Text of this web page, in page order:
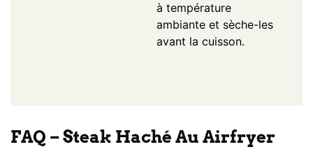
à température
ambiante et sèche-les
avant la cuisson.
FAQ – Steak Haché Au Airfryer